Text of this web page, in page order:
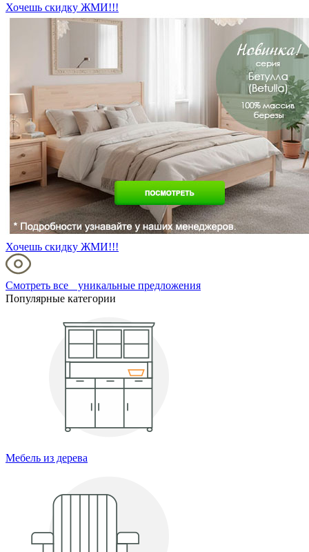
Хочешь скидку ЖМИ!!!
Хочешь скидку ЖМИ!!!
Смотреть все уникальные предложения
Популярные категории
Мебель из дерева